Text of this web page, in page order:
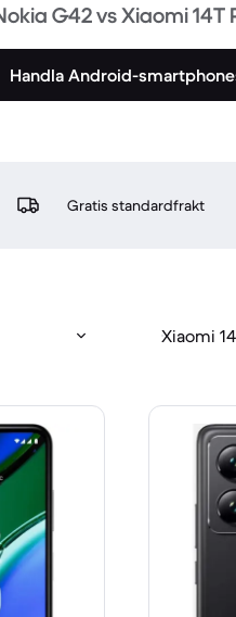
G42 vs Xiaomi 14T
Handla Android-
Gratis standardfrakt
Xiaomi